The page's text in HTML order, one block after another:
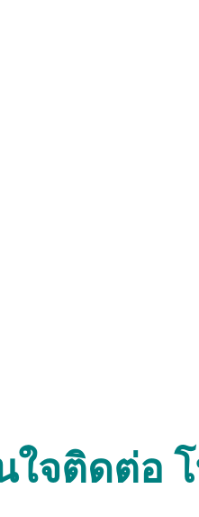
ใจติดต่อ